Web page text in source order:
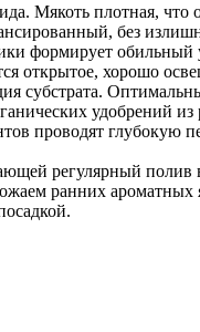
Мякоть плотная, что
без
формирует обильный
открытое, хорошо
субстрата.
удобрений
проводят глубокую
регулярный
ранних ароматных